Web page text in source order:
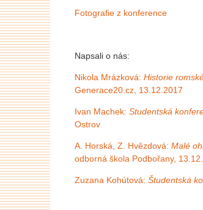
Fotografie z konference
Napsali o nás:
Nikola Mrázková: Historie
Generace20.cz, 13.12.2017
Ivan Machek: Studentská
Ostrov
A. Horská, Z. Hvězdová: Malé
odborná škola Podbořany,
Zuzana Kohútová: Študentská